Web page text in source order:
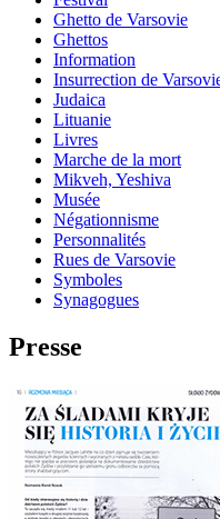
Ghetto de Varsovie
Ghettos
Information
Insurrection de
Judaica
Lituanie
Livres
Marche de la mort
Mikveh, Yeshiva
Musée
Négationnisme
Personnalités
Rues de Varsovie
Symboles
Synagogues
Presse